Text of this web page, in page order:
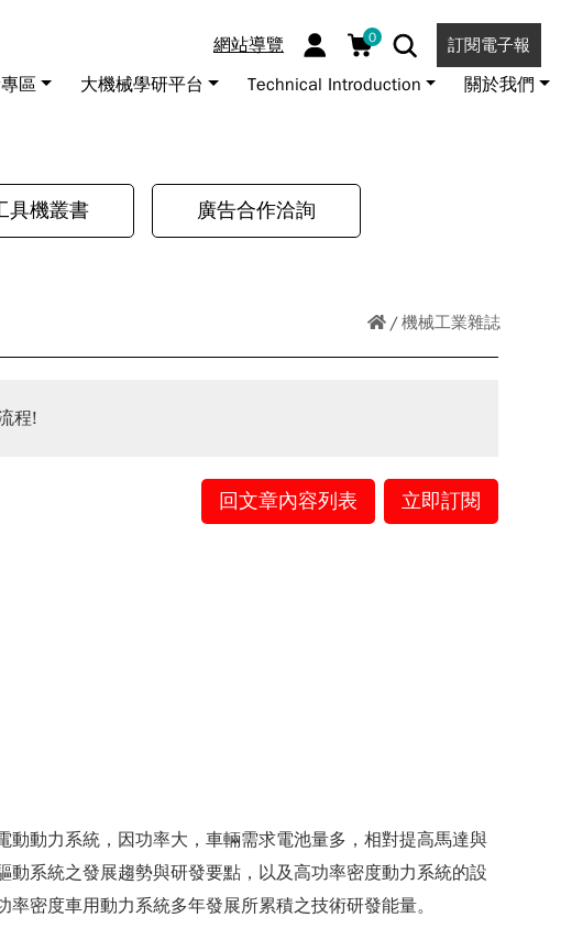
網站導覽 0 訂閱電子報
區 大機械學研平台 Technical Introduction 關於我們
具機叢書 廣告合作洽詢
機械工業雜誌
程!
回文章內容列表 立即訂閱
動力系統，因功率大，車輛需求電池量多，相對提高馬達與
系統之發展趨勢與研發要點，以及高功率密度動力系統的設
密度車用動力系統多年發展所累積之技術研發能量。